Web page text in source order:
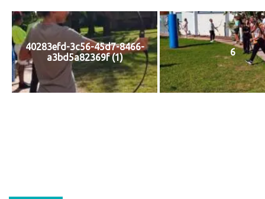
40283efd-3c56-45d7-8466-
a3bd5a82369f (1)
6